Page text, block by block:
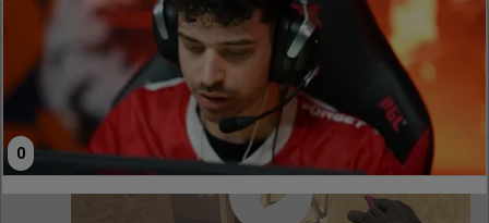
@NadesOutHere
Zestaw granatów na A na Mirage'u, który musisz znać
0